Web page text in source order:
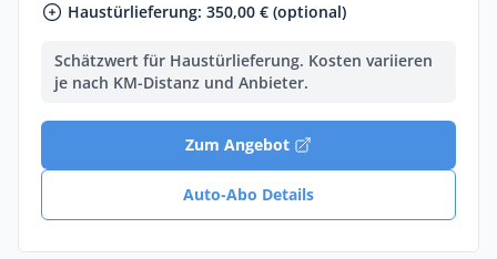
Haustürlieferung: 350,00 € (optional)
Schätzwert für Haustürlieferung. Kosten variieren
je nach KM-Distanz und Anbieter.
Zum Angebot
Auto-Abo Details